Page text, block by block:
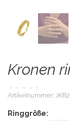
Kronen
• • • •
•
Artikelnummer:
Ringgröße: